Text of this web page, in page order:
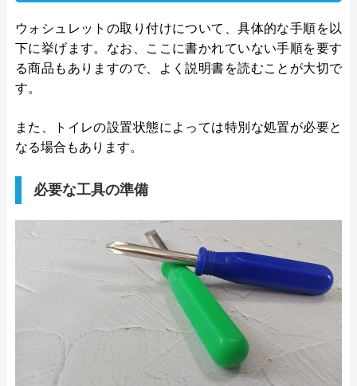
ウォシュレットの取り付けについて、具体的な手順を以
下に挙げます。なお、ここに書かれていない手順を要す
る商品もありますので、よく説明書を読むことが大切で
す。
また、トイレの設置状態によっては特別な処置が必要と
なる場合もあります。
必要な工具の準備